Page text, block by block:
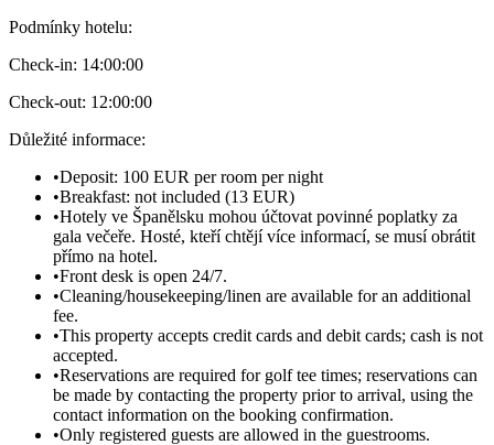
Podmínky hotelu:
Check-in: 14:00:00
Check-out: 12:00:00
Důležité informace:
•Deposit: 100 EUR per room per night
•Breakfast: not included (13 EUR)
•Hotely ve Španělsku mohou účtovat povinné poplatky za
gala večeře. Hosté, kteří chtějí více informací, se musí obrátit
přímo na hotel.
•Front desk is open 24/7.
•Cleaning/housekeeping/linen are available for an additional
fee.
•This property accepts credit cards and debit cards; cash is not
accepted.
•Reservations are required for golf tee times; reservations can
be made by contacting the property prior to arrival, using the
contact information on the booking confirmation.
•Only registered guests are allowed in the guestrooms.